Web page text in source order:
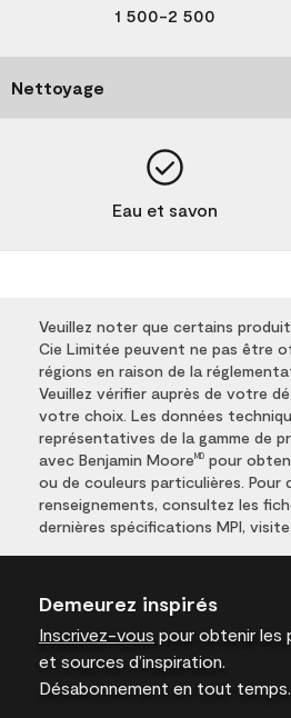
1 500-2 500
Nettoyage
Eau et savon
Veuillez noter que certains
Cie Limitée peuvent ne pas être
régions en raison de la
Veuillez vérifier auprès de votre
votre choix. Les données
représentatives de la gamme de
avec Benjamin Moore MD pour
ou de couleurs particulières. Pour
renseignements, consultez les
dernières spécifications MPI,
Demeurez inspirés
Inscrivez-vous pour obtenir les
et sources d’inspiration.
Désabonnement en tout temps.